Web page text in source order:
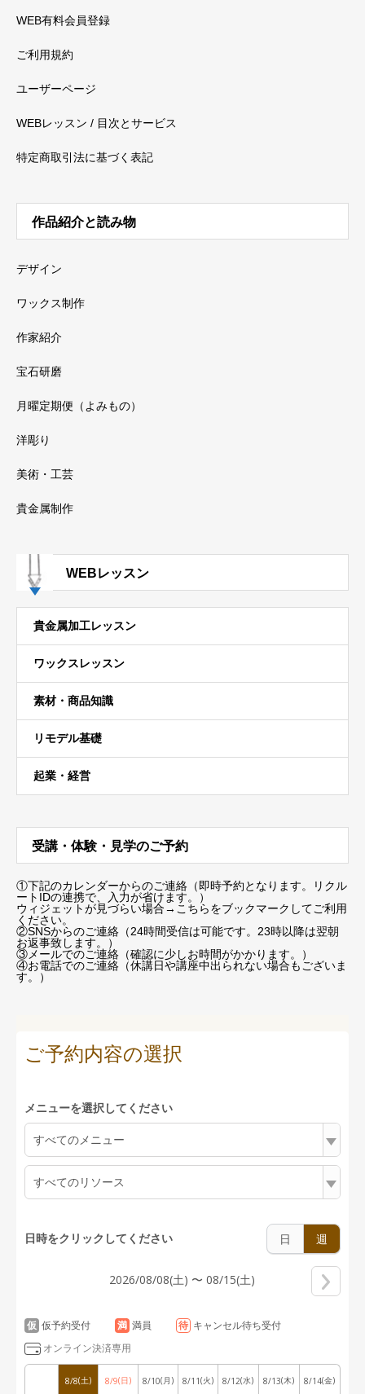
WEB有料会員登録
ご利用規約
ユーザーページ
WEBレッスン / 目次とサービス
特定商取引法に基づく表記
作品紹介と読み物
デザイン
ワックス制作
作家紹介
宝石研磨
月曜定期便（よみもの）
洋彫り
美術・工芸
貴金属制作
WEBレッスン
貴金属加工レッスン
ワックスレッスン
素材・商品知識
リモデル基礎
起業・経営
受講・体験・見学のご予約
①下記のカレンダーからのご連絡（即時予約となります。リクル
ートIDの連携で、入力が省けます。）
ウィジェットが見づらい場合→こちらをブックマーク してご利用
ください。
②SNSからのご連絡（24時間受信は可能です。23時以降は翌朝
お返事致します。）
③メールでのご連絡（確認に少しお時間がかかります。）
④お電話でのご連絡（休講日や講座中出られない場合もございま
す。）